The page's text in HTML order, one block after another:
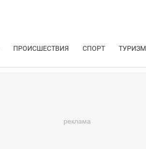
ПРОИСШЕСТВИЯ СПОРТ ТУРИЗМ